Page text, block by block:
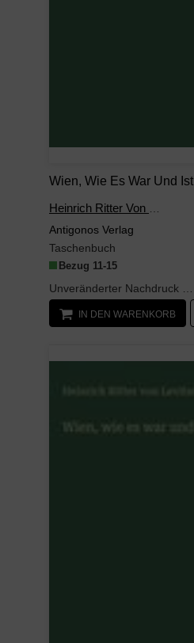
Wien, Wie Es War Und Ist
Antigonos Verlag
Taschenbuch
Bezug 11-15
IN DEN WARENKORB